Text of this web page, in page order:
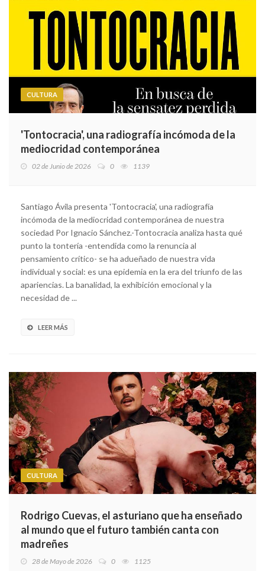
CULTURA
'Tontocracia', una radiografía incómoda de la
mediocridad contemporánea
02 de Junio de 2026 0 1139
Santiago Ávila presenta 'Tontocracia', una radiografía
incómoda de la mediocridad contemporánea de nuestra
sociedad Por Ignacio Sánchez.-Tontocracia analiza hasta qué
punto la tontería -entendida como la renuncia al
pensamiento crítico- se ha adueñado de nuestra vida
individual y social: es una epidemia en la era del triunfo de las
apariencias. La banalidad, la exhibición emocional y la
necesidad de ...
LEER MÁS
CULTURA
Rodrigo Cuevas, el asturiano que ha enseñado
al mundo que el futuro también canta con
madreñes
28 de Mayo de 2026 0 1125